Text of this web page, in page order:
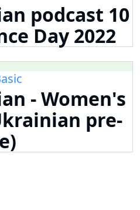
podcast 10
Day 2022
- Women's
pre-